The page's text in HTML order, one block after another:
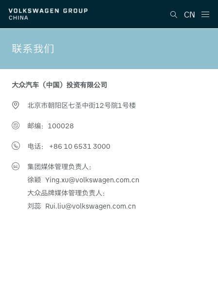
CN
联系我们
大众汽车（中国）投资有限公司
北京市朝阳区七圣中街12号院1号楼
邮编：100028
电话： +86 10 6531 3000
集团媒体管理负责人：
徐颖 Ying.xu@volkswagen.com.cn
大众品牌媒体管理负责人：
刘蕊 Rui.liu@volkswagen.com.cn